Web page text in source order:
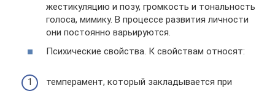
жестикуляцию и позу, громкость и тональность
голоса, мимику. В процессе развития личности
они постоянно варьируются.
Психические свойства. К свойствам относят:
темперамент, который закладывается при